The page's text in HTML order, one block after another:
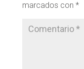
marcados con *